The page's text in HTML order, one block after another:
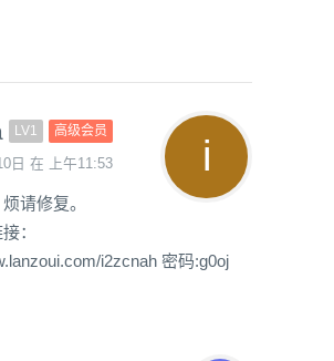
LV1 高级会员
日 在 上午11:53
请修复。
：
i2zcnah 密码:g0oj